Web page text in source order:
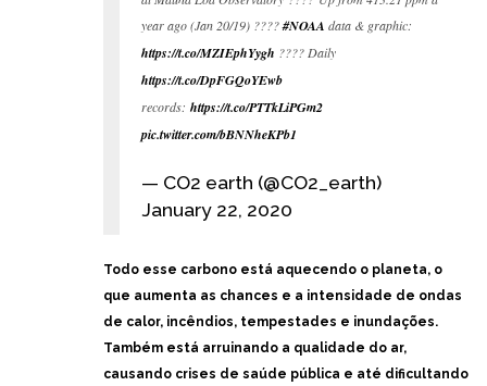
year ago (Jan 20/19) ????#NOAA data & graphic:
https://t.co/MZIEphYygh ???? Daily
https://t.co/DpFGQoYEwb
records: https://t.co/PTTkLiPGm2
pic.twitter.com/bBNNheKPb1
— CO2 earth (@CO2_earth)
January 22, 2020
Todo esse carbono está aquecendo o planeta, o
que aumenta as chances e a intensidade de ondas
de calor, incêndios, tempestades e inundações.
Também está arruinando a qualidade do ar,
causando crises de saúde pública e até dificultando